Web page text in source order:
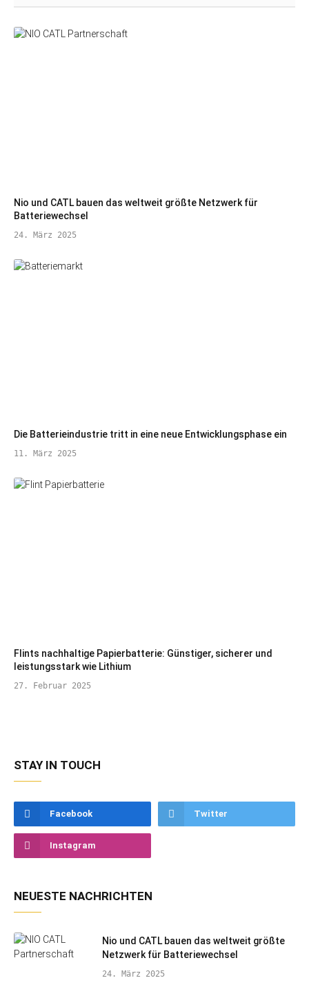
Nio und CATL bauen das weltweit größte Netzwerk für
Batteriewechsel
24. März 2025
Die Batterieindustrie tritt in eine neue Entwicklungsphase ein
11. März 2025
Flints nachhaltige Papierbatterie: Günstiger, sicherer und
leistungsstark wie Lithium
27. Februar 2025
STAY IN TOUCH
Facebook Twitter
Instagram
NEUESTE NACHRICHTEN
Nio und CATL bauen das weltweit größte
Netzwerk für Batteriewechsel
24. März 2025